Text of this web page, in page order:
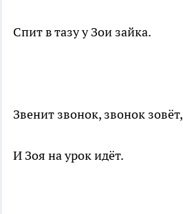
Спит в тазу у Зои зайка.
Звенит звонок, звонок зовёт,
И Зоя на урок идёт.